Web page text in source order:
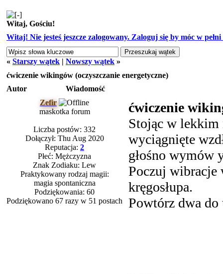
Witaj, Gościu!
Witaj! Nie jesteś jeszcze zalogowany. Zaloguj się by móc w
« Starszy wątek | Nowszy wątek »
ćwiczenie wikingów (oczyszczanie energetyczne)
Autor
Wiadomość
Zefir
maskotka forum
Liczba postów: 332
Dołączył: Thu Aug 2020
Reputacja: 2
Płeć: Mężczyzna
Znak Zodiaku: Lew
Praktykowany rodzaj magii:
magia spontaniczna
Podziękowania: 60
Podziękowano 67 razy w 51 postach
ćwiczenie
Stojąc w lekkim
wyciągnięte
głośno
Poczuj wibracje
kręgosłupa.
Powtórz dwa do